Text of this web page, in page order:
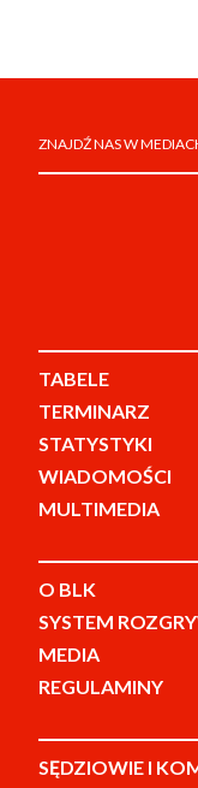
ZNAJDŹ NAS W
TABELE
TERMINARZ
STATYSTYKI
WIADOMOŚCI
MULTIMEDIA
O BLK
SYSTEM
MEDIA
REGULAMINY
SĘDZIOWIE I